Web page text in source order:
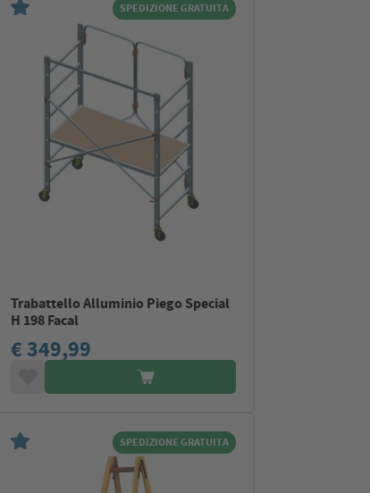
SPEDIZIONE GRATUITA
Trabattello Alluminio Piego Special
H 198 Facal
€ 349,99
SPEDIZIONE GRATUITA